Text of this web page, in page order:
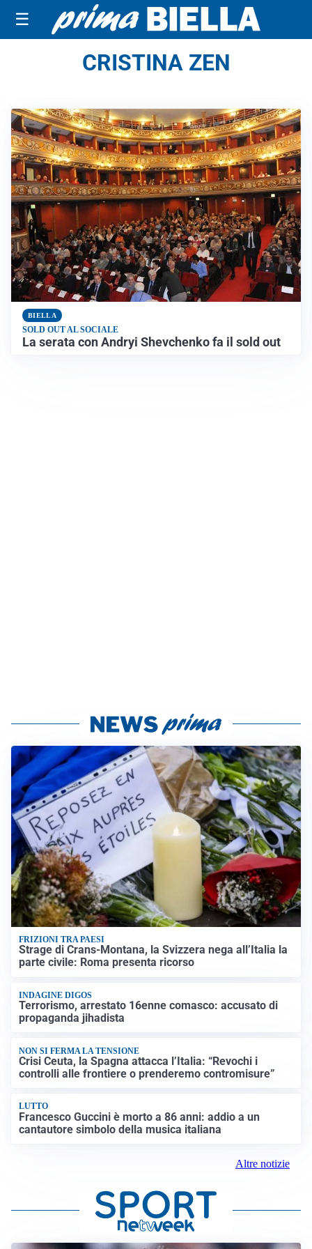
☰
CRISTINA ZEN
BIELLA
SOLD OUT AL SOCIALE
La serata con Andryi Shevchenko fa il sold out
FRIZIONI TRA PAESI
Strage di Crans-Montana, la Svizzera nega all’Italia la
parte civile: Roma presenta ricorso
INDAGINE DIGOS
Terrorismo, arrestato 16enne comasco: accusato di
propaganda jihadista
NON SI FERMA LA TENSIONE
Crisi Ceuta, la Spagna attacca l’Italia: “Revochi i
controlli alle frontiere o prenderemo contromisure”
LUTTO
Francesco Guccini è morto a 86 anni: addio a un
cantautore simbolo della musica italiana
Altre notizie